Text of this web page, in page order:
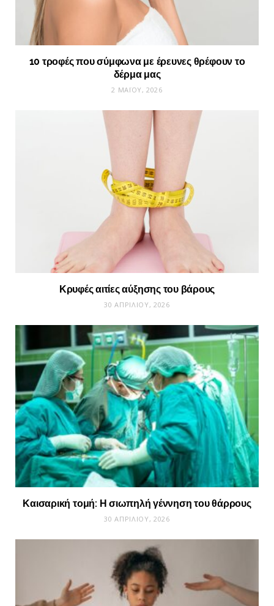
10 τροφές που σύμφωνα με έρευνες θρέφουν το
δέρμα μας
2 ΜΑΪ́ΟΥ, 2026
Κρυφές αιτίες αύξησης του βάρους
30 ΑΠΡΙΛΊΟΥ, 2026
Καισαρική τομή: Η σιωπηλή γέννηση του θάρρους
30 ΑΠΡΙΛΊΟΥ, 2026